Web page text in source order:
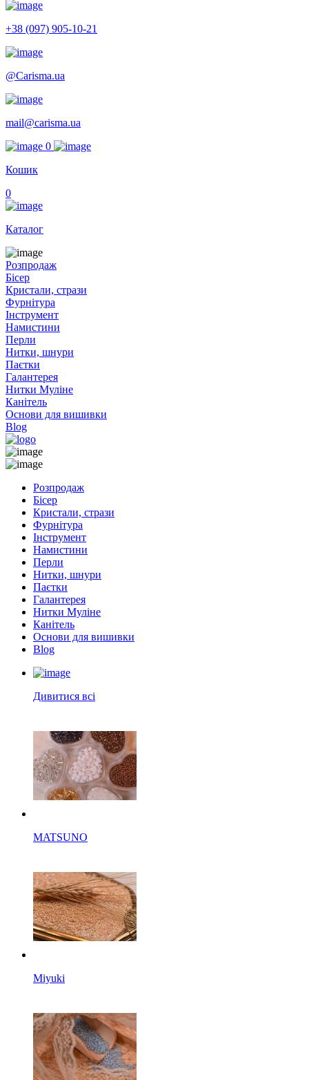
+38 (097) 905-10-21
@Carisma.ua
mail@carisma.ua
0
Кошик
0
Каталог
Розпродаж
Бісер
Кристали, стрази
Фурнітура
Інструмент
Намистини
Перли
Нитки, шнури
Паєтки
Галантерея
Нитки Муліне
Канітель
Основи для вишивки
Blog
Розпродаж
Бісер
Кристали, стрази
Фурнітура
Інструмент
Намистини
Перли
Нитки, шнури
Паєтки
Галантерея
Нитки Муліне
Канітель
Основи для вишивки
Blog
Дивитися всі
MATSUNO
Miyuki